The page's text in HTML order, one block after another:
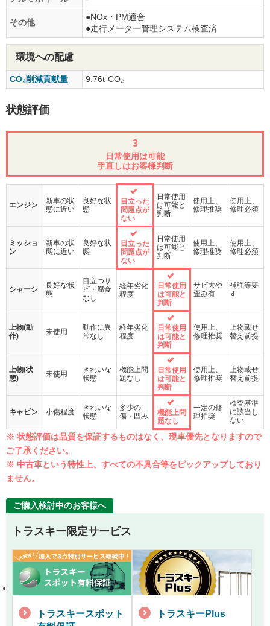
その他
●NOx・PM適合
●走行メーター管理システム検査済
環境への配慮
CO₂削減貢献量 9.76t-CO₂
状態評価
3
日常使用は可能
手直しはお客様判断
エンジン
新車の状
態に近い
良好な状
態
目立った
問題点が
ない
日常使用
は可能と
判断
使用上、
修理推奨
使用上、
修理必須
ミッショ
ン
新車の状
態に近い
良好な状
態
目立った
問題点が
ない
日常使用
は可能と
判断
使用上、
修理推奨
使用上、
修理必須
シャーシ
良好な状
態
目立つサ
ビ・腐食
なし
経年劣化
程度
日常使用
は可能と
判断
サビ大や
歪み有
補強等要
す
上物(動
作)
未使用
動作に異
常なし
経年劣化
程度
日常使用
は可能と
判断
使用上、
修理推奨
上物載せ
替え前提
上物(状
態)
未使用
きれいな
状態
機能上問
題なし
日常使用
は可能と
判断
使用上、
修理推奨
上物載せ
替え前提
キャビン 小傷程度
きれいな
状態
多少の
傷・凹み
機能上問
題なし
一定の修
理推奨
検査基準
に該当し
ない
※ 状態評価は品質を保証するものはなく、現車優先となりますので
ご了承ください。
※ 中古車という特性上、すべての不具合等をピックアップしており
ません。
ご購入検討中のお客様へ
トラスキー限定サービス
トラスキースポット
トラスキーPlus